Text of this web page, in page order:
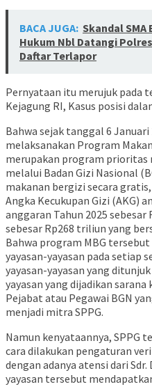
BACA JUGA: Skandal SMA
Hukum Nbl Datangi
Daftar Terlapor
Pernyataan itu merujuk pada
Kejagung RI, Kasus posisi
Bahwa sejak tanggal 6
melaksanakan Program
merupakan program prioritas
melalui Badan Gizi Nasional
makanan bergizi secara
Angka Kecukupan Gizi (AKG)
anggaran Tahun 2025
sebesar Rp268 triliun yang
Bahwa program MBG
yayasan-yayasan pada setiap
yayasan-yayasan yang
yayasan yang dijadikan
Pejabat atau Pegawai BGN
menjadi mitra SPPG.
Namun kenyataannya, SPPG
cara dilakukan pengaturan
dengan adanya atensi dari Sdr.
yayasan tersebut